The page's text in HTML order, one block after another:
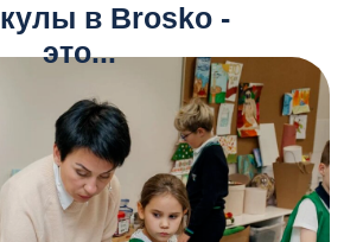
в Brosko -
это...